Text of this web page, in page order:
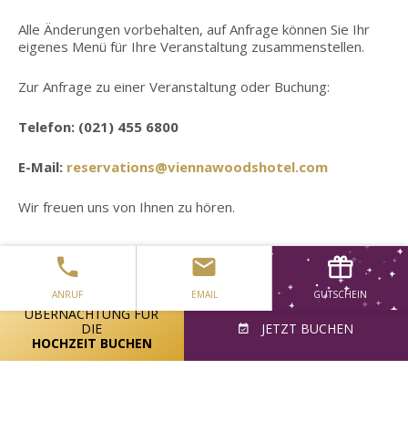
Alle Änderungen vorbehalten, auf Anfrage können Sie Ihr
eigenes Menü für Ihre Veranstaltung zusammenstellen.
Zur Anfrage zu einer Veranstaltung oder Buchung:
Telefon: (021) 455 6800
E-Mail: reservations@viennawoodshotel.com
Wir freuen uns von Ihnen zu hören.
ANRUF EMAIL GUTSCHEIN
ÜBERNACHTUNG FÜR
DIE
HOCHZEIT BUCHEN
JETZT BUCHEN